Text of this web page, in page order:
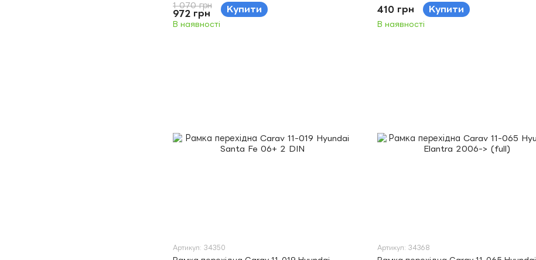
1 070 грн
972 грн Купити
В наявності
410 грн Купити
В наявності
Артикул: 34350 Артикул: 34368